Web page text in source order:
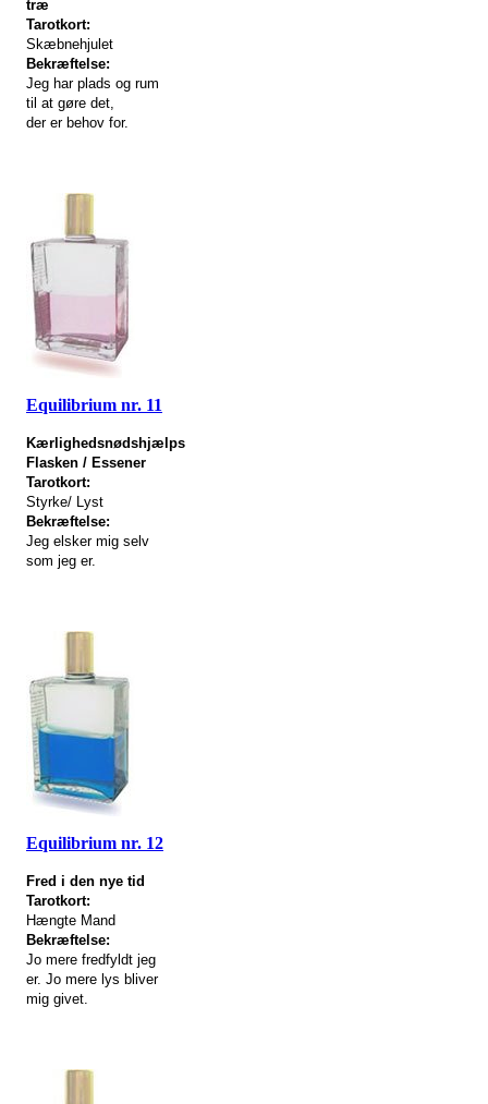
træ
Tarotkort:
Skæbnehjulet
Bekræftelse:
Jeg har plads og rum
til at gøre det,
der er behov for.
Equilibrium nr. 11
Kærlighedsnødshjælps
Flasken / Essener
Tarotkort:
Styrke/ Lyst
Bekræftelse:
Jeg elsker mig selv
som jeg er.
Equilibrium nr. 12
Fred i den nye tid
Tarotkort:
Hængte Mand
Bekræftelse:
Jo mere fredfyldt jeg
er. Jo mere lys bliver
mig givet.